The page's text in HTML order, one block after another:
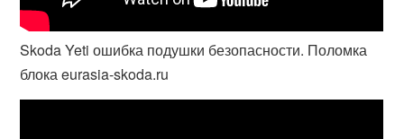
Skoda Yeti ошибка подушки безопасности. Поломка
блока eurasia-skoda.ru